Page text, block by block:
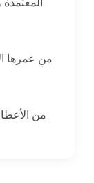
من عمرها
من